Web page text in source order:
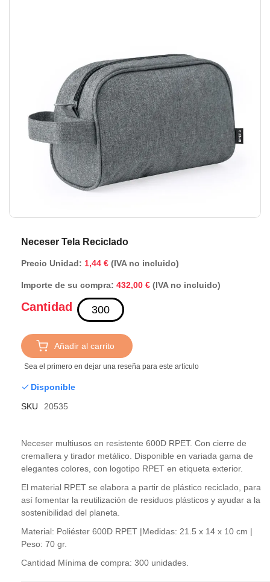
Neceser Tela Reciclado
Precio Unidad: 1,44 € (IVA no incluido)
Importe de su compra: 432,00 € (IVA no incluido)
Cantidad
Añadir al carrito
Sea el primero en dejar una reseña para este artículo
Disponible
SKU
20535
Neceser multiusos en resistente 600D RPET. Con cierre de
cremallera y tirador metálico. Disponible en variada gama de
elegantes colores, con logotipo RPET en etiqueta exterior.
El material RPET se elabora a partir de plástico reciclado, para
así fomentar la reutilización de residuos plásticos y ayudar a la
sostenibilidad del planeta.
Material: Poliéster 600D RPET |Medidas: 21.5 x 14 x 10 cm |
Peso: 70 gr.
Cantidad Mínima de compra: 300 unidades.